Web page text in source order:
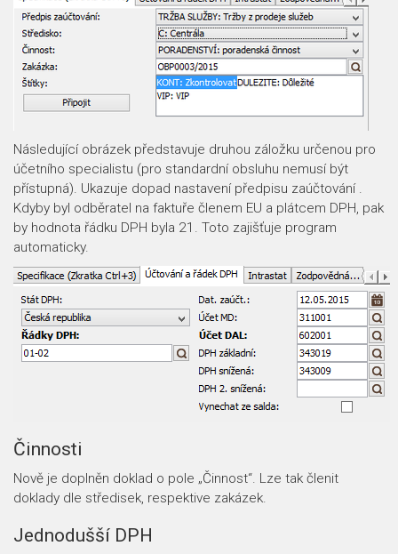
Následující obrázek představuje druhou záložku určenou pro
účetního specialistu (pro standardní obsluhu nemusí být
přístupná). Ukazuje dopad nastavení předpisu zaúčtování .
Kdyby byl odběratel na faktuře členem EU a plátcem DPH, pak
by hodnota řádku DPH byla 21. Toto zajišťuje program
automaticky.
Činnosti
Nově je doplněn doklad o pole „Činnost“. Lze tak členit
doklady dle středisek, respektive zakázek.
Jednodušší DPH